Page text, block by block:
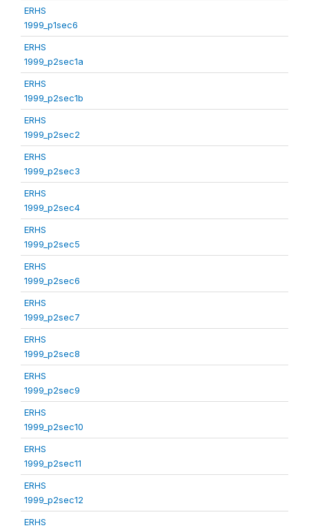
ERHS
1999_p1sec6
ERHS
1999_p2sec1a
ERHS
1999_p2sec1b
ERHS
1999_p2sec2
ERHS
1999_p2sec3
ERHS
1999_p2sec4
ERHS
1999_p2sec5
ERHS
1999_p2sec6
ERHS
1999_p2sec7
ERHS
1999_p2sec8
ERHS
1999_p2sec9
ERHS
1999_p2sec10
ERHS
1999_p2sec11
ERHS
1999_p2sec12
ERHS